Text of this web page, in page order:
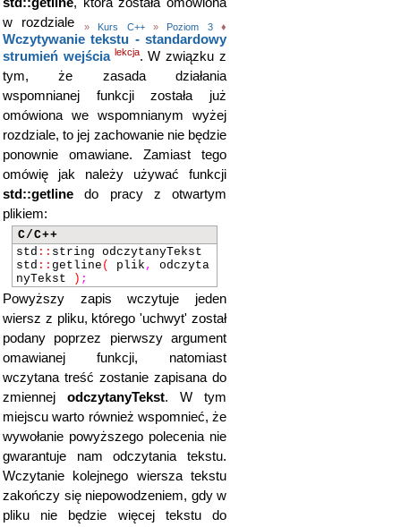
w rozdziale
» Kurs C++» Poziom 3♦
Wczytywanie tekstu - standardowy
strumień wejścia lekcja. W związku z
tym, że zasada działania
wspomnianej funkcji została już
omówiona we wspomnianym wyżej
rozdziale, to jej zachowanie nie będzie
ponownie omawiane. Zamiast tego
omówię jak należy używać funkcji
std::getline do pracy z otwartym
plikiem:
C/C++
std :: string odczytanyTekst
std :: getline ( plik ,
odczyta
nyTekst
) ;
Powyższy zapis wczytuje jeden
wiersz z pliku, którego 'uchwyt' został
podany poprzez pierwszy argument
omawianej funkcji, natomiast
wczytana treść zostanie zapisana do
zmiennej odczytanyTekst. W tym
miejscu warto również wspomnieć, że
wywołanie powyższego polecenia nie
gwarantuje nam odczytania tekstu.
Wczytanie kolejnego wiersza tekstu
zakończy się niepowodzeniem, gdy w
pliku nie będzie więcej tekstu do